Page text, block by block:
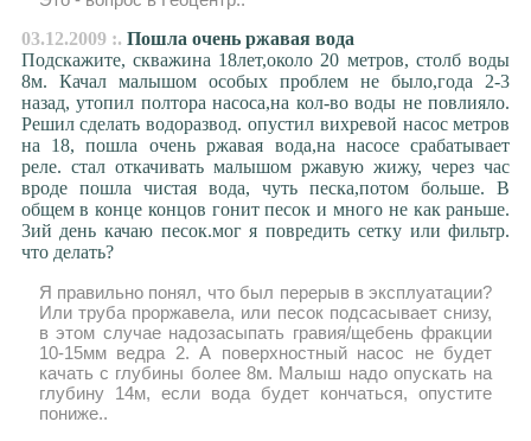
03.12.2009 :. Пошла очень ржавая вода
Подскажите, скважина 18лет,около 20 метров, столб воды
8м. Качал малышом особых проблем не было,года 2-3
назад, утопил полтора насоса,на кол-во воды не повлияло.
Решил сделать водоразвод. опустил вихревой насос метров
на 18, пошла очень ржавая вода,на насосе срабатывает
реле. стал откачивать малышом ржавую жижу, через час
вроде пошла чистая вода, чуть песка,потом больше. В
общем в конце концов гонит песок и много не как раньше.
3ий день качаю песок.мог я повредить сетку или фильтр.
что делать?
Я правильно понял, что был перерыв в эксплуатации?
Или труба проржавела, или песок подсасывает снизу,
в этом случае надозасыпать гравия/щебень фракции
10-15мм ведра 2. А поверхностный насос не будет
качать с глубины более 8м. Малыш надо опускать на
глубину 14м, если вода будет кончаться, опустите
пониже..